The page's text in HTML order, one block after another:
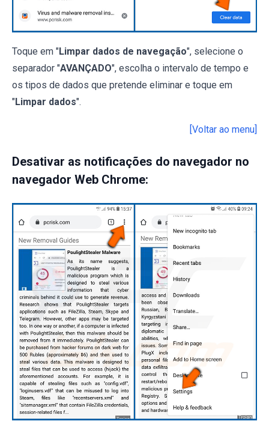
Toque em "Limpar dados de navegação", selecione o
separador "AVANÇADO", escolha o intervalo de tempo e
os tipos de dados que pretende eliminar e toque em
"Limpar dados".
[Voltar ao menu]
Desativar as notificações do navegador no
navegador Web Chrome: